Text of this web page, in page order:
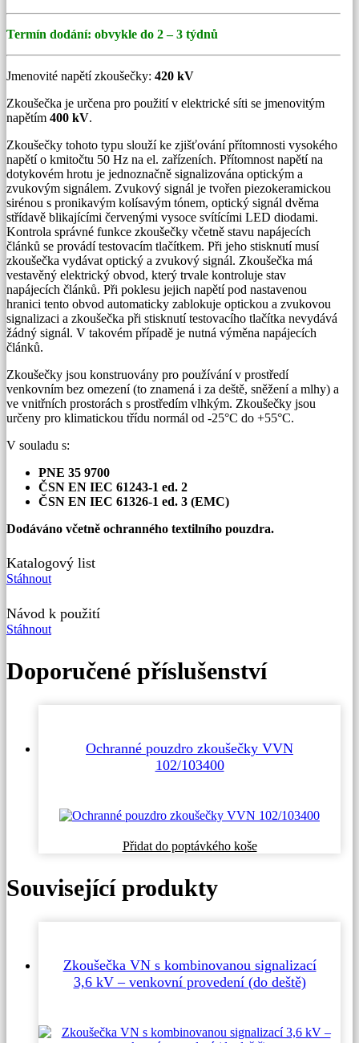
deště)
množství
Termín dodání: obvykle do 2 – 3 týdnů
Jmenovité napětí zkoušečky: 420 kV
Zkoušečka je určena pro použití v elektrické síti se jmenovitým
napětím 400 kV.
Zkoušečky tohoto typu slouží ke zjišťování přítomnosti vysokého
napětí o kmitočtu 50 Hz na el. zařízeních. Přítomnost napětí na
dotykovém hrotu je jednoznačně signalizována optickým a
zvukovým signálem. Zvukový signál je tvořen piezokeramickou
sirénou s pronikavým kolísavým tónem, optický signál dvěma
střídavě blikajícími červenými vysoce svítícími LED diodami.
Kontrola správné funkce zkoušečky včetně stavu napájecích
článků se provádí testovacím tlačítkem. Při jeho stisknutí musí
zkoušečka vydávat optický a zvukový signál. Zkoušečka má
vestavěný elektrický obvod, který trvale kontroluje stav
napájecích článků. Při poklesu jejich napětí pod nastavenou
hranici tento obvod automaticky zablokuje optickou a zvukovou
signalizaci a zkoušečka při stisknutí testovacího tlačítka nevydává
žádný signál. V takovém případě je nutná výměna napájecích
článků.
Zkoušečky jsou konstruovány pro používání v prostředí
venkovním bez omezení (to znamená i za deště, sněžení a mlhy) a
ve vnitřních prostorách s prostředím vlhkým. Zkoušečky jsou
určeny pro klimatickou třídu normál od -25°C do +55°C.
V souladu s:
PNE 35 9700
ČSN EN IEC 61243-1 ed. 2
ČSN EN IEC 61326-1 ed. 3 (EMC)
Dodáváno včetně ochranného textilního pouzdra.
Katalogový list
Stáhnout
Návod k použití
Stáhnout
Doporučené příslušenství
Ochranné pouzdro zkoušečky VVN
102/103400
Přidat do poptávkého koše
Související produkty
Zkoušečka VN s kombinovanou signalizací
3,6 kV – venkovní provedení (do deště)